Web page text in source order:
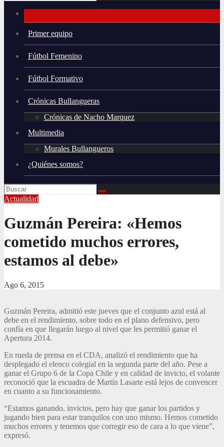
Primer equipo
Fútbol Femenino
Fútbol Formativo
Crónicas Bullangueras
Crónicas de Nacho Marquez
Multimedia
Murales Bullangueros
¿Quiénes somos?
Actualidad
Guzmán Pereira: «Hemos
cometido muchos errores,
estamos al debe»
Ago 6, 2015
Guzmán Pereira, admitió este jueves que el conjunto azul está al
debe en el rendimiento, sobre todo en el plano defensivo, pero
confía en que llegarán luego al nivel que les permitió ganar el
Apertura 2014.
En rueda de prensa en el CDA, analizó el rendimiento que ha
desplegado el elenco colegial en la segunda parte del año. Pese a
ganar el Grupo 6 de la Copa Chile y en calidad de invicto, el volante
reconoció que la escuadra de Martín Lasarte está lejos de convencer
en cuanto a su funcionamiento.
“Estamos ganando, invictos, pero hay que ganar los partidos y
jugando bien para estar tranquilos con uno mismo. Hemos cometido
muchos errores y tenemos que corregir eso de cara a lo que viene”,
expresó.